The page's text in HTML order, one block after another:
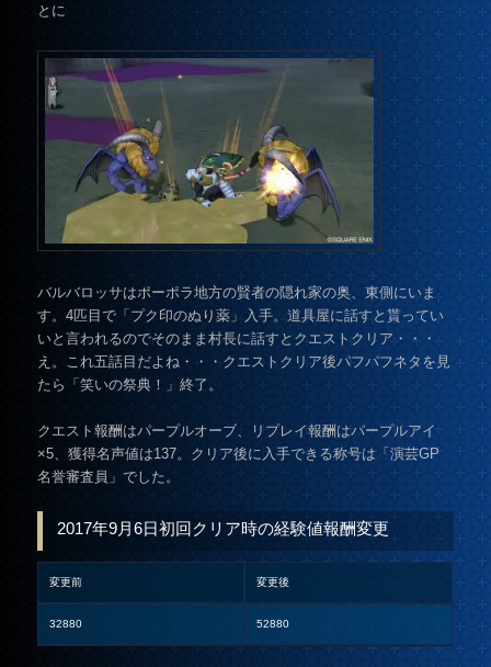
とに
バルバロッサはポーポラ地方の賢者の隠れ家の奥、東側にいま
す。4匹目で「プク印のぬり薬」入手。道具屋に話すと貰ってい
いと言われるのでそのまま村長に話すとクエストクリア・・・
え。これ五話目だよね・・・クエストクリア後パフパフネタを見
たら「笑いの祭典！」終了。
クエスト報酬はパープルオーブ、リプレイ報酬はパープルアイ
×5、獲得名声値は137。クリア後に入手できる称号は「演芸GP
名誉審査員」でした。
2017年9月6日初回クリア時の経験値報酬変更
変更前 変更後
32880 52880